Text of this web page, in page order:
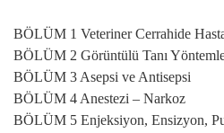
BÖLÜM 1 Veteriner Cerrahide
BÖLÜM 2 Görüntülü Tanı
BÖLÜM 3 Asepsi ve Antisepsi
BÖLÜM 4 Anestezi – Narkoz
BÖLÜM 5 Enjeksiyon, Ensizyon,